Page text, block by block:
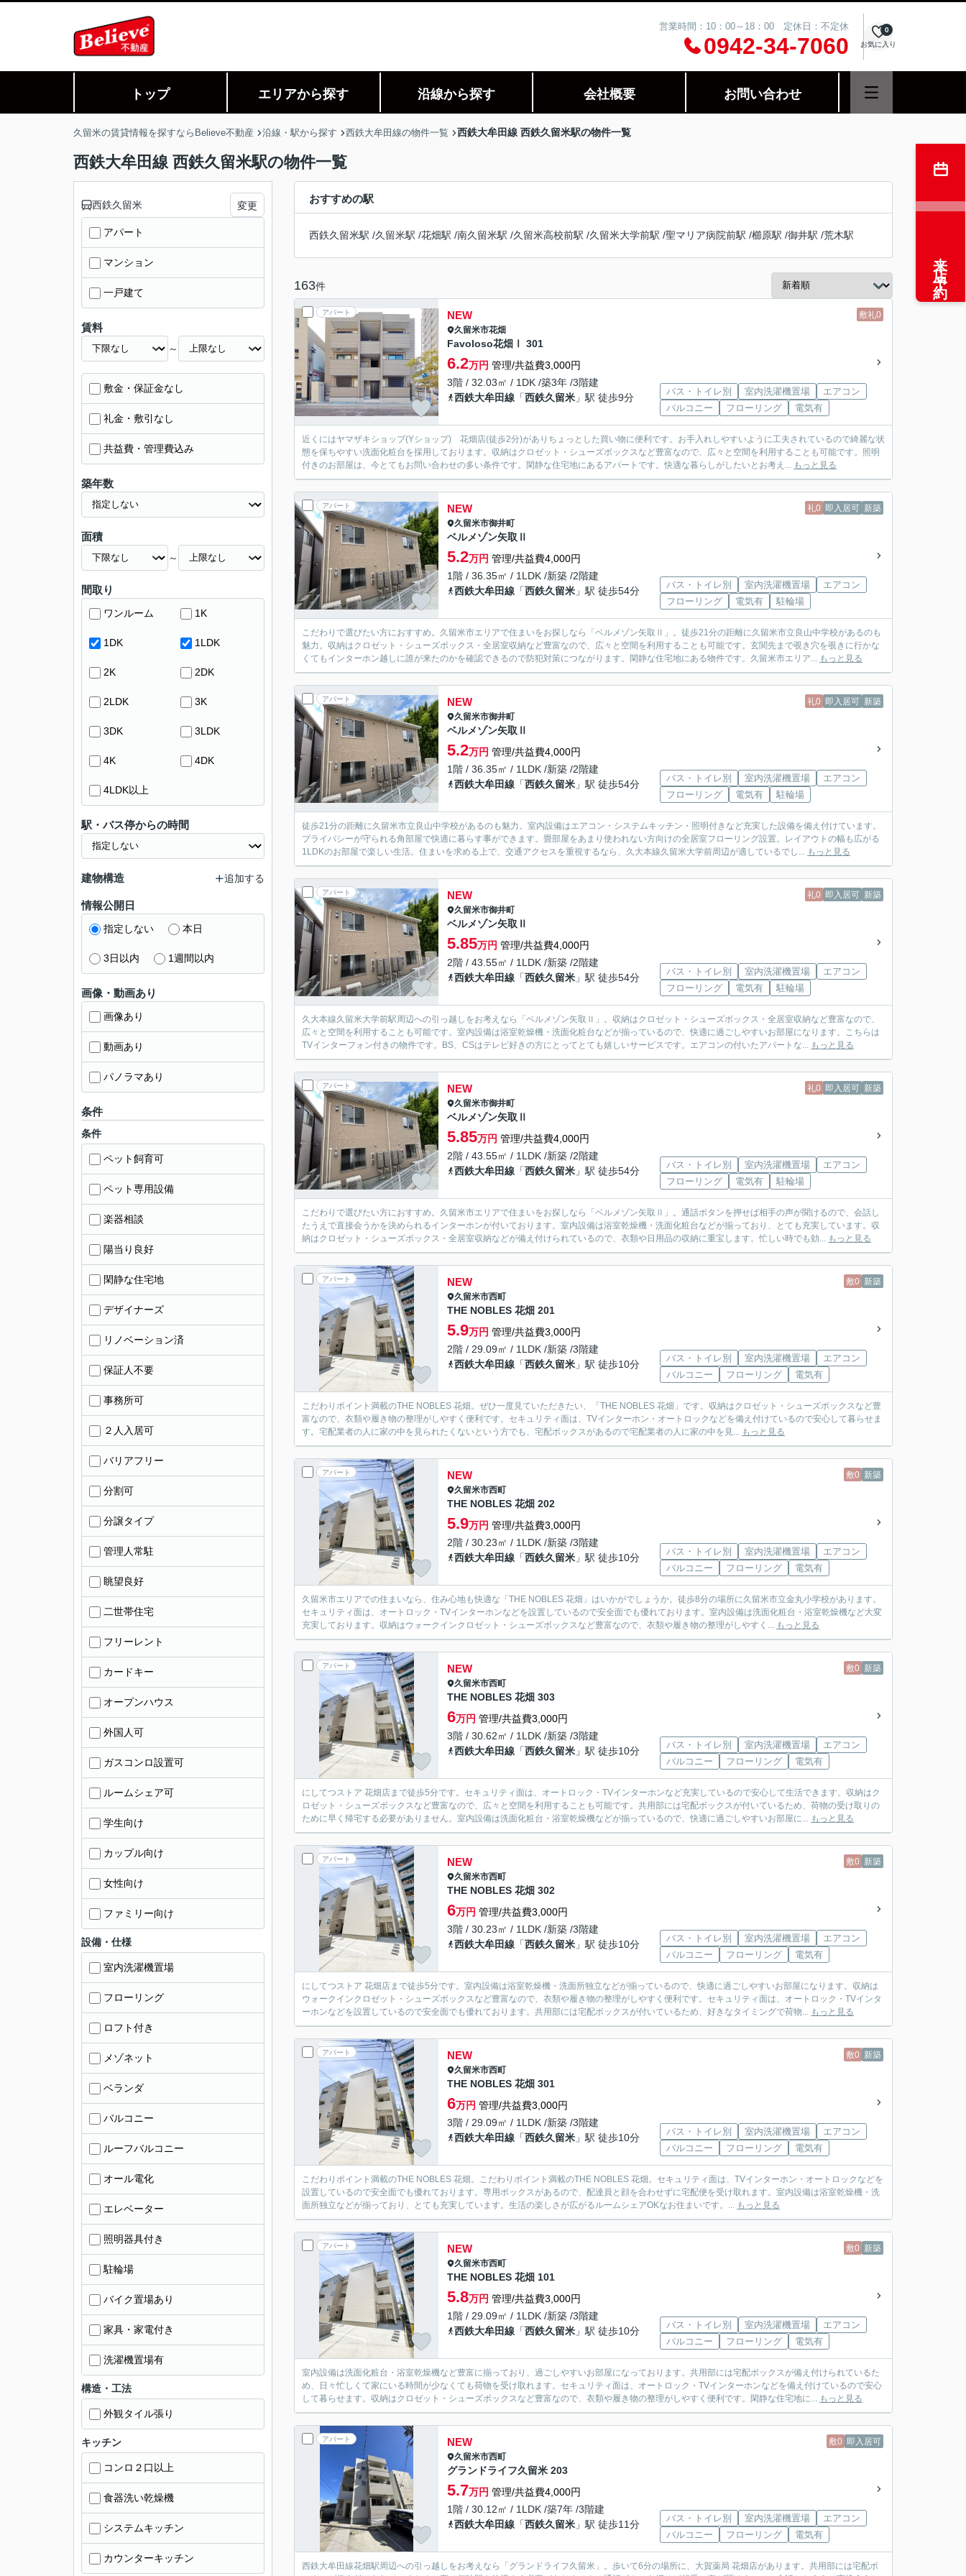
営業時間：10：00～18：00 定休日：不定休
0942-34-7060 お気に入り
0
トップ エリアから探す 沿線から探す 会社概要 お問い合わせ
久留米の賃貸情報を探すならBelieve不動産 沿線・駅から探す 西鉄大牟田線の物件一覧 西鉄大牟田線 西鉄久留米駅の物件一覧
西鉄大牟田線 西鉄久留米駅の物件一覧
おすすめの駅
西鉄久留米駅 /久留米駅 /花畑駅 /南久留米駅 /久留米高校前駅 /久留米大学前駅 /聖マリア病院前駅 /櫛原駅 /御井駅 /荒木駅
163件
アパート 敷礼0
NEW
久留米市花畑
Favoloso花畑Ⅰ 301
6.2万円 管理/共益費3,000円
3階 / 32.03㎡ / 1DK /築3年 /3階建
西鉄大牟田線 「西鉄久留米 」駅 徒歩9分
バス・トイレ別 室内洗濯機置場
エアコン
バルコニー
フローリング 電気有
近くにはヤマザキショップ(Yショップ) 花畑店(徒歩2分)がありちょっとした買い物に便利です。お手入れしやすいように工夫されているので綺麗な状
態を保ちやすい洗面化粧台を採用しております。収納はクロゼット・シューズボックスなど豊富なので、広々と空間を利用することも可能です。照明
付きのお部屋は、今とてもお問い合わせの多い条件です。閑静な住宅地にあるアパートです。快適な暮らしがしたいとお考え... もっと見る
アパート 礼0 即入居可 新築
NEW
久留米市御井町
ベルメゾン矢取Ⅱ
5.2万円 管理/共益費4,000円
1階 / 36.35㎡ / 1LDK /新築 /2階建
西鉄大牟田線 「西鉄久留米 」駅 徒歩54分
バス・トイレ別 室内洗濯機置場
エアコン
フローリング
電気有 駐輪場
こだわりで選びたい方におすすめ。久留米市エリアで住まいをお探しなら「ベルメゾン矢取Ⅱ」。徒歩21分の距離に久留米市立良山中学校があるのも
魅力。収納はクロゼット・シューズボックス・全居室収納など豊富なので、広々と空間を利用することも可能です。玄関先まで覗き穴を覗きに行かな
くてもインターホン越しに誰が来たのかを確認できるので防犯対策につながります。閑静な住宅地にある物件です。久留米市エリア... もっと見る
アパート 礼0 即入居可 新築
NEW
久留米市御井町
ベルメゾン矢取Ⅱ
5.2万円 管理/共益費4,000円
1階 / 36.35㎡ / 1LDK /新築 /2階建
西鉄大牟田線 「西鉄久留米 」駅 徒歩54分
バス・トイレ別 室内洗濯機置場
エアコン
フローリング
電気有 駐輪場
徒歩21分の距離に久留米市立良山中学校があるのも魅力。室内設備はエアコン・システムキッチン・照明付きなど充実した設備を備え付けています。
プライバシーが守られる角部屋で快適に暮らす事ができます。畳部屋をあまり使われない方向けの全居室フローリング設置。レイアウトの幅も広がる
1LDKのお部屋で楽しい生活。住まいを求める上で、交通アクセスを重視するなら、久大本線久留米大学前周辺が適しているでし... もっと見る
アパート 礼0 即入居可 新築
NEW
久留米市御井町
ベルメゾン矢取Ⅱ
5.85万円 管理/共益費4,000円
2階 / 43.55㎡ / 1LDK /新築 /2階建
西鉄大牟田線 「西鉄久留米 」駅 徒歩54分
バス・トイレ別 室内洗濯機置場
エアコン
フローリング
電気有 駐輪場
久大本線久留米大学前駅周辺への引っ越しをお考えなら「ベルメゾン矢取Ⅱ」。収納はクロゼット・シューズボックス・全居室収納など豊富なので、
広々と空間を利用することも可能です。室内設備は浴室乾燥機・洗面化粧台などが揃っているので、快適に過ごしやすいお部屋になります。こちらは
TVインターフォン付きの物件です。BS、CSはテレビ好きの方にとってとても嬉しいサービスです。エアコンの付いたアパートな... もっと見る
アパート 礼0 即入居可 新築
NEW
久留米市御井町
ベルメゾン矢取Ⅱ
5.85万円 管理/共益費4,000円
2階 / 43.55㎡ / 1LDK /新築 /2階建
西鉄大牟田線 「西鉄久留米 」駅 徒歩54分
バス・トイレ別 室内洗濯機置場
エアコン
フローリング
電気有 駐輪場
こだわりで選びたい方におすすめ。久留米市エリアで住まいをお探しなら「ベルメゾン矢取Ⅱ」。通話ボタンを押せば相手の声が聞けるので、会話し
たうえで直接会うかを決められるインターホンが付いております。室内設備は浴室乾燥機・洗面化粧台などが揃っており、とても充実しています。収
納はクロゼット・シューズボックス・全居室収納などが備え付けられているので、衣類や日用品の収納に重宝します。忙しい時でも効... もっと見る
アパート 敷0 新築
NEW
久留米市西町
THE NOBLES 花畑 201
5.9万円 管理/共益費3,000円
2階 / 29.09㎡ / 1LDK /新築 /3階建
西鉄大牟田線 「西鉄久留米 」駅 徒歩10分
バス・トイレ別 室内洗濯機置場
エアコン
バルコニー
フローリング 電気有
こだわりポイント満載のTHE NOBLES 花畑。ぜひ一度見ていただきたい、「THE NOBLES 花畑」です。収納はクロゼット・シューズボックスなど豊
富なので、衣類や履き物の整理がしやすく便利です。セキュリティ面は、TVインターホン・オートロックなどを備え付けているので安心して暮らせま
す。宅配業者の人に家の中を見られたくないという方でも、宅配ボックスがあるので宅配業者の人に家の中を見... もっと見る
アパート 敷0 新築
NEW
久留米市西町
THE NOBLES 花畑 202
5.9万円 管理/共益費3,000円
2階 / 30.23㎡ / 1LDK /新築 /3階建
西鉄大牟田線 「西鉄久留米 」駅 徒歩10分
バス・トイレ別 室内洗濯機置場
エアコン
バルコニー
フローリング 電気有
久留米市エリアでの住まいなら、住み心地も快適な「THE NOBLES 花畑」はいかがでしょうか。徒歩8分の場所に久留米市立金丸小学校があります。
セキュリティ面は、オートロック・TVインターホンなどを設置しているので安全面でも優れております。室内設備は洗面化粧台・浴室乾燥機など大変
充実しております。収納はウォークインクロゼット・シューズボックスなど豊富なので、衣類や履き物の整理がしやすく... もっと見る
アパート 敷0 新築
NEW
久留米市西町
THE NOBLES 花畑 303
6万円 管理/共益費3,000円
3階 / 30.62㎡ / 1LDK /新築 /3階建
西鉄大牟田線 「西鉄久留米 」駅 徒歩10分
バス・トイレ別 室内洗濯機置場
エアコン
バルコニー
フローリング 電気有
にしてつストア 花畑店まで徒歩5分です。セキュリティ面は、オートロック・TVインターホンなど充実しているので安心して生活できます。収納はク
ロゼット・シューズボックスなど豊富なので、広々と空間を利用することも可能です。共用部には宅配ボックスが付いているため、荷物の受け取りの
ために早く帰宅する必要がありません。室内設備は洗面化粧台・浴室乾燥機などが揃っているので、快適に過ごしやすいお部屋に... もっと見る
アパート 敷0 新築
NEW
久留米市西町
THE NOBLES 花畑 302
6万円 管理/共益費3,000円
3階 / 30.23㎡ / 1LDK /新築 /3階建
西鉄大牟田線 「西鉄久留米 」駅 徒歩10分
バス・トイレ別 室内洗濯機置場
エアコン
バルコニー
フローリング 電気有
にしてつストア 花畑店まで徒歩5分です。室内設備は浴室乾燥機・洗面所独立などが揃っているので、快適に過ごしやすいお部屋になります。収納は
ウォークインクロゼット・シューズボックスなど豊富なので、衣類や履き物の整理がしやすく便利です。セキュリティ面は、オートロック・TVインタ
ーホンなどを設置しているので安全面でも優れております。共用部には宅配ボックスが付いているため、好きなタイミングで荷物... もっと見る
アパート 敷0 新築
NEW
久留米市西町
THE NOBLES 花畑 301
6万円 管理/共益費3,000円
3階 / 29.09㎡ / 1LDK /新築 /3階建
西鉄大牟田線 「西鉄久留米 」駅 徒歩10分
バス・トイレ別 室内洗濯機置場
エアコン
バルコニー
フローリング 電気有
こだわりポイント満載のTHE NOBLES 花畑。こだわりポイント満載のTHE NOBLES 花畑。セキュリティ面は、TVインターホン・オートロックなどを
設置しているので安全面でも優れております。専用ボックスがあるので、配達員と顔を合わせずに宅配便を受け取れます。室内設備は浴室乾燥機・洗
面所独立などが揃っており、とても充実しています。生活の楽しさが広がるルームシェアOKなお住まいです。... もっと見る
アパート 敷0 新築
NEW
久留米市西町
THE NOBLES 花畑 101
5.8万円 管理/共益費3,000円
1階 / 29.09㎡ / 1LDK /新築 /3階建
西鉄大牟田線 「西鉄久留米 」駅 徒歩10分
バス・トイレ別 室内洗濯機置場
エアコン
バルコニー
フローリング 電気有
室内設備は洗面化粧台・浴室乾燥機など豊富に揃っており、過ごしやすいお部屋になっております。共用部には宅配ボックスが備え付けられているた
め、日々忙しくて家にいる時間が少なくても荷物を受け取れます。セキュリティ面は、オートロック・TVインターホンなどを備え付けているので安心
して暮らせます。収納はクロゼット・シューズボックスなど豊富なので、衣類や履き物の整理がしやすく便利です。閑静な住宅地に... もっと見る
アパート 敷0 即入居可
NEW
久留米市西町
グランドライフ久留米 203
5.7万円 管理/共益費4,000円
1階 / 30.12㎡ / 1LDK /築7年 /3階建
西鉄大牟田線 「西鉄久留米 」駅 徒歩11分
バス・トイレ別 室内洗濯機置場
エアコン
バルコニー
フローリング 電気有
西鉄大牟田線花畑駅周辺への引っ越しをお考えなら「グランドライフ久留米」。歩いて6分の場所に、大賀薬局 花畑店があります。共用部には宅配ボ
西鉄久留米 変更
アパート
マンション
一戸建て
賃料
～
敷金・保証金なし
礼金・敷引なし
共益費・管理費込み
築年数
面積
～
間取り
ワンルーム 1K
1DK 1LDK
2K 2DK
2LDK 3K
3DK 3LDK
4K 4DK
4LDK以上
駅・バス停からの時間
建物構造 追加する
情報公開日
指定しない 本日
3日以内 1週間以内
画像・動画あり
画像あり
動画あり
パノラマあり
条件
条件
ペット飼育可
ペット専用設備
楽器相談
陽当り良好
閑静な住宅地
デザイナーズ
リノベーション済
保証人不要
事務所可
２人入居可
バリアフリー
分割可
分譲タイプ
管理人常駐
眺望良好
二世帯住宅
フリーレント
カードキー
オープンハウス
外国人可
ガスコンロ設置可
ルームシェア可
学生向け
カップル向け
女性向け
ファミリー向け
設備・仕様
室内洗濯機置場
フローリング
ロフト付き
メゾネット
ベランダ
バルコニー
ルーフバルコニー
オール電化
エレベーター
照明器具付き
駐輪場
バイク置場あり
家具・家電付き
洗濯機置場有
構造・工法
外観タイル張り
キッチン
コンロ２口以上
食器洗い乾燥機
システムキッチン
カウンターキッチン
来店予約